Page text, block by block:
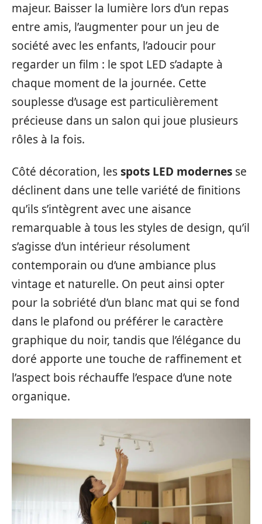
majeur. Baisser la lumière lors d’un repas
entre amis, l’augmenter pour un jeu de
société avec les enfants, l’adoucir pour
regarder un film : le spot LED s’adapte à
chaque moment de la journée. Cette
souplesse d’usage est particulièrement
précieuse dans un salon qui joue plusieurs
rôles à la fois.
Côté décoration, lesspots LED modernes se
déclinent dans une telle variété de finitions
qu’ils s’intègrent avec une aisance
remarquable à tous les styles de design, qu’il
s’agisse d’un intérieur résolument
contemporain ou d’une ambiance plus
vintage et naturelle. On peut ainsi opter
pour la sobriété d’un blanc mat qui se fond
dans le plafond ou préférer le caractère
graphique du noir, tandis que l’élégance du
doré apporte une touche de raffinement et
l’aspect bois réchauffe l’espace d’une note
organique.